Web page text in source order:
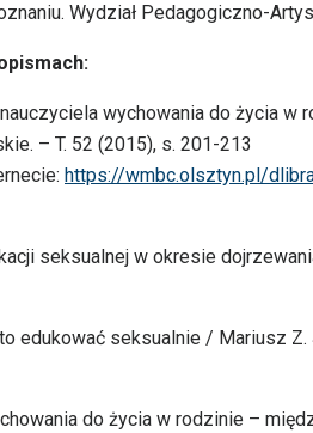
Wydział Pedagogiczno-
wychowania do życia
– T. 52 (2015), s. 201-213
https://wmbc.olsztyn.pl/
seksualnej w okresie
edukować seksualnie / Mariusz
do życia w rodzinie –